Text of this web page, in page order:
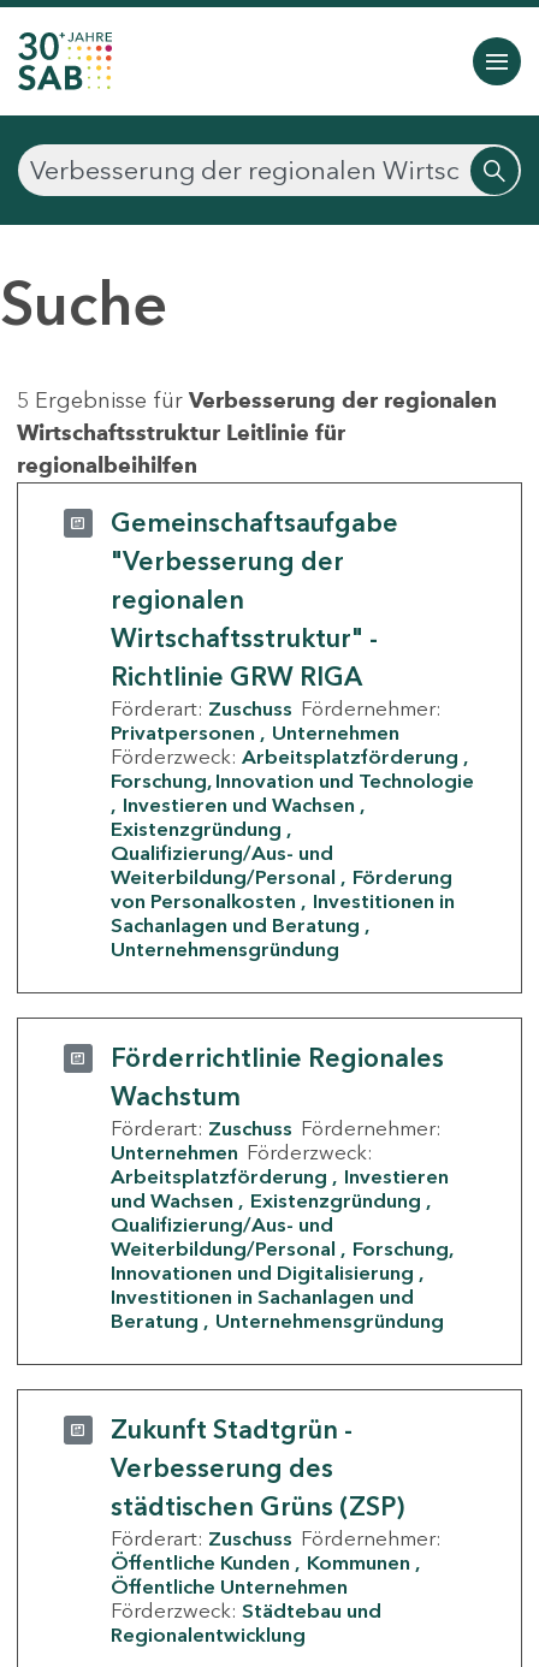
Suche
5 Ergebnisse für Verbesserung der regionalen
Wirtschaftsstruktur Leitlinie für
regionalbeihilfen
Gemeinschaftsaufgabe
"Verbesserung der
regionalen
Wirtschaftsstruktur" -
Richtlinie GRW RIGA
Förderart: Zuschuss Fördernehmer:
Privatpersonen
Unternehmen
Förderzweck: Arbeitsplatzförderung
Forschung, Innovation und Technologie
Investieren und Wachsen
Existenzgründung
Qualifizierung/Aus- und
Weiterbildung/Personal
Förderung
von Personalkosten
Investitionen in
Sachanlagen und Beratung
Unternehmensgründung
Förderrichtlinie Regionales
Wachstum
Förderart: Zuschuss Fördernehmer:
Unternehmen Förderzweck:
Arbeitsplatzförderung
Investieren
und Wachsen
Existenzgründung
Qualifizierung/Aus- und
Weiterbildung/Personal
Forschung,
Innovationen und Digitalisierung
Investitionen in Sachanlagen und
Beratung
Unternehmensgründung
Zukunft Stadtgrün -
Verbesserung des
städtischen Grüns (ZSP)
Förderart: Zuschuss Fördernehmer:
Öffentliche Kunden
Kommunen
Öffentliche Unternehmen
Förderzweck: Städtebau und
Regionalentwicklung